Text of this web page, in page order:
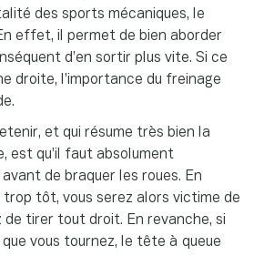
des sports mécaniques, le
effet, il permet de bien aborder
d’en sortir plus vite. Si ce
droite, l’importance du freinage
et qui résume très bien la
est qu’il faut absolument
de braquer les roues. En
tôt, vous serez alors victime de
de tirer tout droit. En revanche, si
vous tournez, le tête à queue